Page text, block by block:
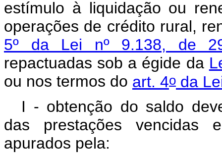
estímulo à liquidação ou
operações de crédito rural,
5º da Lei nº 9.138, de
repactuadas sob a égide da
ou nos termos do art. 4o da
I - obtenção do saldo
das prestações vencidas
apurados pela: